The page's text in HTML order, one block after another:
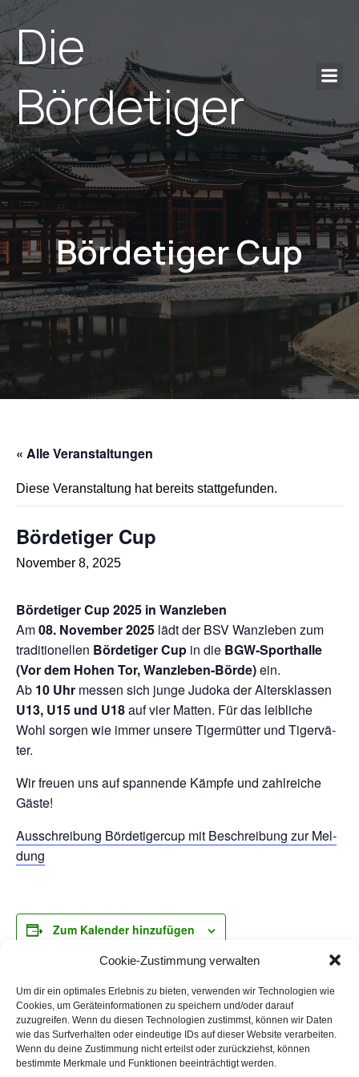
Cookie-Zustimmung verwalten
Um dir ein optimales Erlebnis zu bieten, verwenden wir Technologien wie
Cookies, um Geräteinformationen zu speichern und/oder darauf
zuzugreifen. Wenn du diesen Technologien zustimmst, können wir Daten
wie das Surfverhalten oder eindeutige IDs auf dieser Website verarbeiten.
Wenn du deine Zustimmung nicht erteilst oder zurückziehst, können
bestimmte Merkmale und Funktionen beeinträchtigt werden.
Die
Bördetiger
Bördetiger Cup
« Alle Veranstaltungen
Diese Veranstaltung hat bereits stattgefunden.
Bör­d­e­ti­ger Cup
November 8, 2025
Bör­d­e­ti­ger Cup 2025 in Wanz­le­ben
Am08. Novem­ber 2025 lädt der BSV Wanz­le­ben zum
tra­di­tio­nel­len Bör­d­e­ti­ger Cup in die BGW-Sport­hal­le
(Vor dem Hohen Tor, Wanz­le­ben-Bör­de)ein.
Ab 10 Uhr mes­sen sich jun­ge Judo­ka der Alters­klas­sen
U13, U15 und U18auf vier Mat­ten. Für das leib­li­che
Wohl sor­gen wie immer unse­re Tiger­müt­ter und Tiger­vä­
ter.
Wir freu­en uns auf span­nen­de Kämp­fe und zahl­rei­che
Gäs­te!
Aus­schrei­bung Bör­d­e­ti­ger­cup mit Beschrei­bung zur Mel­
dung
Zum Kalender hinzufügen
DETAILS
Datum:
November 8, 2025